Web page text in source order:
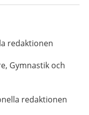
redaktionen
Gymnastik och
redaktionen